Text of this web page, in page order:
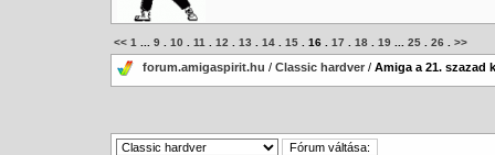
<< 1 9 10 11 12 13 14 15 16 17 18 19 25 26 >>
forum.amigaspirit.hu / Classic hardver / Amiga a 21. szazad